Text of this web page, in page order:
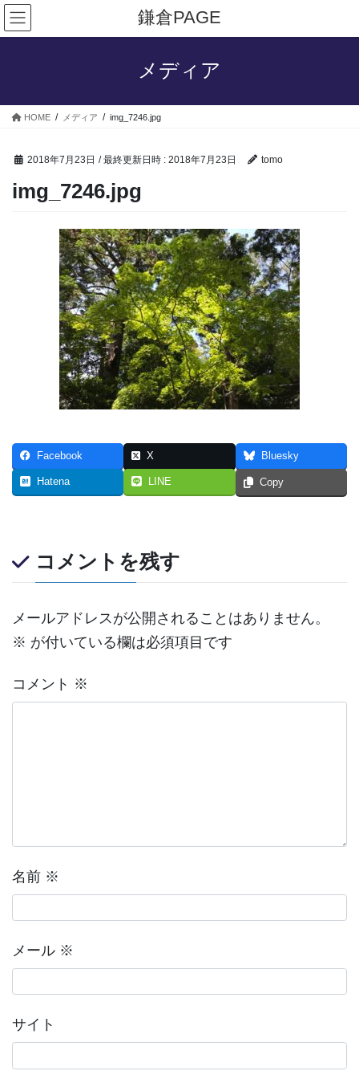
コ
ン
テ
ス
ナ
ビ
ゲ
ン
鎌倉PAGE
メディア
HOME メディア img_7246.jpg
2018年7月23日 / 最終更新日時 : 2018年7月23日 tomo
img_7246.jpg
Facebook X Bluesky
Hatena LINE Copy
コメントを残す
メールアドレスが公開されることはありません。
※ が付いている欄は必須項目です
コメント ※
名前 ※
メール ※
サイト